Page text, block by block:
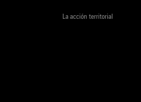
La acción territorial